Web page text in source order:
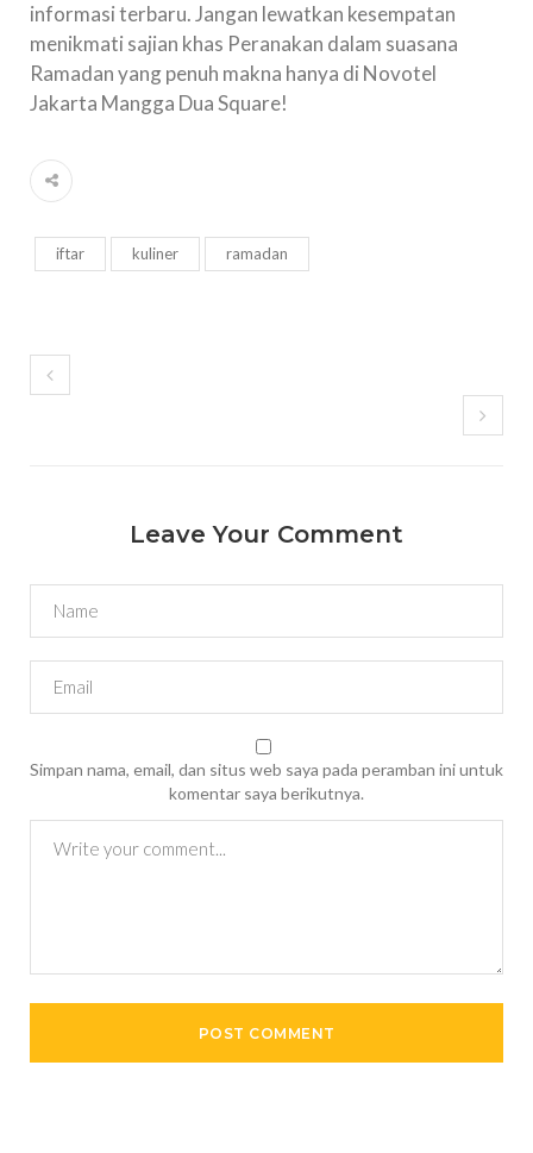
informasi terbaru. Jangan lewatkan kesempatan
menikmati sajian khas Peranakan dalam suasana
Ramadan yang penuh makna hanya di Novotel
Jakarta Mangga Dua Square!
iftar kuliner ramadan
Leave Your Comment
Simpan nama, email, dan situs web saya pada peramban ini untuk
komentar saya berikutnya.